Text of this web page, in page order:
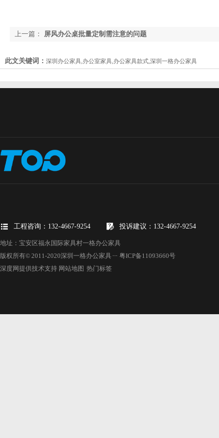
上一篇： 屏风办公桌批量定制需注意的问题
此文关键词： 深圳办公家具,办公室家具,办公家具款式,深圳一格办公家具
工程咨询：132-4667-9254 投诉建议：132-4667-9254
地址：宝安区福永国际家具村一格办公家具
版权所有© 2011-2020深圳一格办公家具 ㄧ 粤ICP备11093660号
深度网提供技术支持 网站地图 热门标签